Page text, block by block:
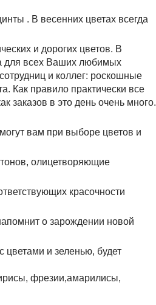
. В весенних цветах всегда
и дорогих цветов. В
для всех Ваших любимых
и коллег: роскошные
Как правило практически все
заказов в это день очень много.
вам при выборе цветов и
олицетворяющие
красочности
о зарождении новой
цветами и зеленью, будет
фрезии,амарилисы,